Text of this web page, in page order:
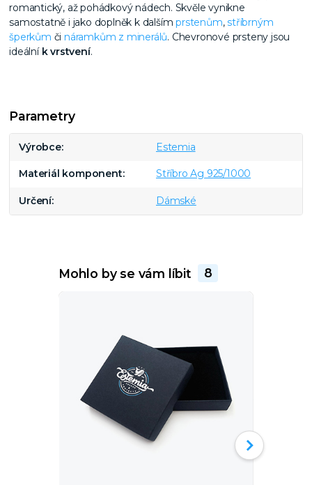
romantický, až pohádkový nádech. Skvěle vynikne
samostatně i jako doplněk k dalšímprstenům,stříbrným
šperkům či náramkům z minerálů. Chevronové prsteny jsou
ideální k vrstvení.
Parametry
Výrobce Estemia
Materiál komponent Stříbro Ag 925/1000
Určení Dámské
Mohlo by se vám líbit 8